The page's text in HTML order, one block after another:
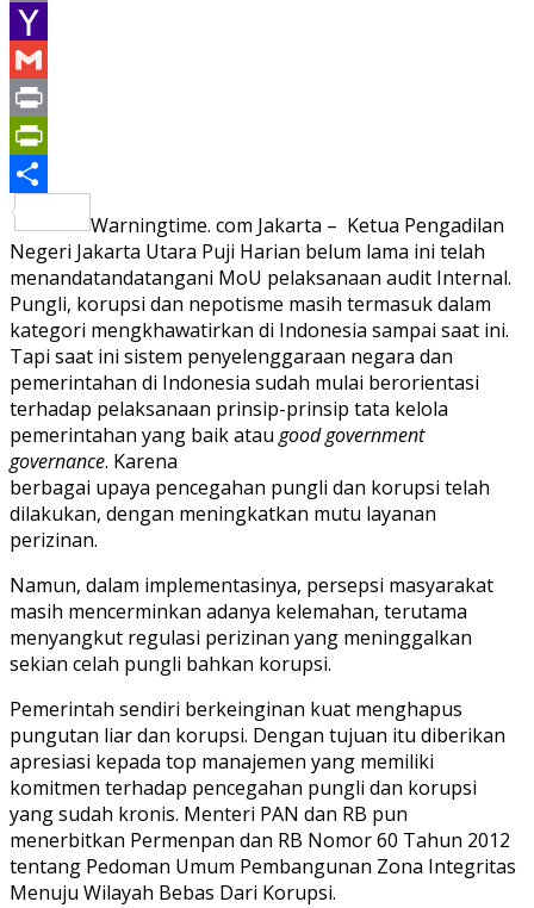
Email
Yahoo
Mail
Gmail
Print
PrintFriendly
Share
Warningtime. com Jakarta – Ketua Pengadilan
Negeri Jakarta Utara Puji Harian belum lama ini telah
menandatandatangani MoU pelaksanaan audit Internal.
Pungli, korupsi dan nepotisme masih termasuk dalam
kategori mengkhawatirkan di Indonesia sampai saat ini.
Tapi saat ini sistem penyelenggaraan negara dan
pemerintahan di Indonesia sudah mulai berorientasi
terhadap pelaksanaan prinsip-prinsip tata kelola
pemerintahan yang baik atau good government
governance. Karena
berbagai upaya pencegahan pungli dan korupsi telah
dilakukan, dengan meningkatkan mutu layanan
perizinan.
Namun, dalam implementasinya, persepsi masyarakat
masih mencerminkan adanya kelemahan, terutama
menyangkut regulasi perizinan yang meninggalkan
sekian celah pungli bahkan korupsi.
Pemerintah sendiri berkeinginan kuat menghapus
pungutan liar dan korupsi. Dengan tujuan itu diberikan
apresiasi kepada top manajemen yang memiliki
komitmen terhadap pencegahan pungli dan korupsi
yang sudah kronis. Menteri PAN dan RB pun
menerbitkan Permenpan dan RB Nomor 60 Tahun 2012
tentang Pedoman Umum Pembangunan Zona Integritas
Menuju Wilayah Bebas Dari Korupsi.